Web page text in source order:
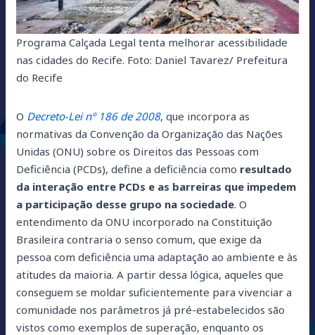
Programa Calçada Legal tenta melhorar acessibilidade
nas cidades do Recife. Foto: Daniel Tavarez/ Prefeitura
do Recife
O Decreto-Lei nº 186 de 2008, que incorpora as
normativas da Convenção da Organização das Nações
Unidas (ONU) sobre os Direitos das Pessoas com
Deficiência (PCDs), define a deficiência como resultado
da interação entre PCDs e as barreiras que impedem
a participação desse grupo na sociedade. O
entendimento da ONU incorporado na Constituição
Brasileira contraria o senso comum, que exige da
pessoa com deficiência uma adaptação ao ambiente e às
atitudes da maioria. A partir dessa lógica, aqueles que
conseguem se moldar suficientemente para vivenciar a
comunidade nos parâmetros já pré-estabelecidos são
vistos como exemplos de superação, enquanto os